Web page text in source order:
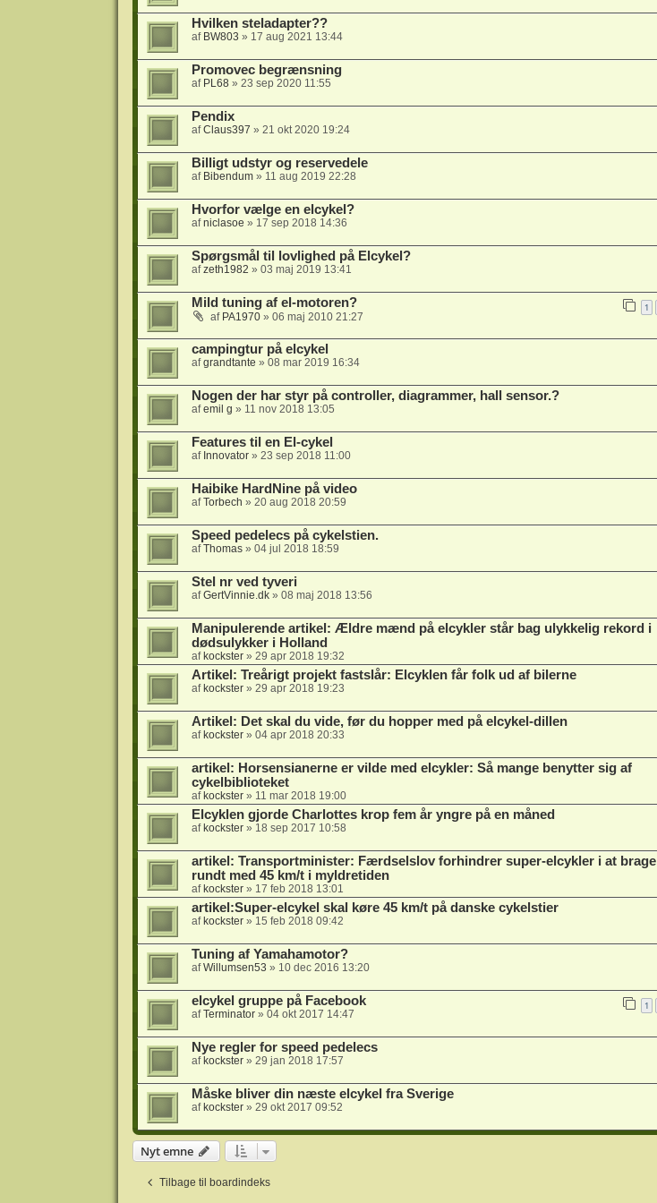
Hvilken steladapter??
af BW803 » 17 aug 2021 13:44
Promovec begrænsning
af PL68» 23 sep 2020 11:55
Pendix
afClaus397 » 21 okt 2020 19:24
Billigt udstyr og reservedele
af Bibendum» 11 aug 2019 22:28
Hvorfor vælge en elcykel?
afniclasoe » 17 sep 2018 14:36
Spørgsmål til lovlighed på Elcykel?
afzeth1982 » 03 maj 2019 13:41
Mild tuning af el-motoren?
af PA1970» 06 maj 2010 21:27
1
campingtur på elcykel
afgrandtante » 08 mar 2019 16:34
Nogen der har styr på controller, diagrammer, hall sensor.?
afemil g » 11 nov 2018 13:05
Features til en El-cykel
af Innovator» 23 sep 2018 11:00
Haibike HardNine på video
afTorbech » 20 aug 2018 20:59
Speed pedelecs på cykelstien.
afThomas» 04 jul 2018 18:59
Stel nr ved tyveri
afGertVinnie.dk» 08 maj 2018 13:56
Manipulerende artikel: Ældre mænd på elcykler står bag ulykkelig rekord i
dødsulykker i Holland
af kockster» 29 apr 2018 19:32
Artikel: Treårigt projekt fastslår: Elcyklen får folk ud af bilerne
af kockster» 29 apr 2018 19:23
Artikel: Det skal du vide, før du hopper med på elcykel-dillen
af kockster» 04 apr 2018 20:33
artikel: Horsensianerne er vilde med elcykler: Så mange benytter sig af
cykelbiblioteket
af kockster» 11 mar 2018 19:00
Elcyklen gjorde Charlottes krop fem år yngre på en måned
af kockster» 18 sep 2017 10:58
artikel: Transportminister: Færdselslov forhindrer super-elcykler i at brage
rundt med 45 km/t i myldretiden
af kockster» 17 feb 2018 13:01
artikel:Super-elcykel skal køre 45 km/t på danske cykelstier
af kockster» 15 feb 2018 09:42
Tuning af Yamahamotor?
afWillumsen53 » 10 dec 2016 13:20
elcykel gruppe på Facebook
afTerminator» 04 okt 2017 14:47
1
Nye regler for speed pedelecs
af kockster» 29 jan 2018 17:57
Måske bliver din næste elcykel fra Sverige
af kockster» 29 okt 2017 09:52
Nyt emne
Tilbage til boardindeks